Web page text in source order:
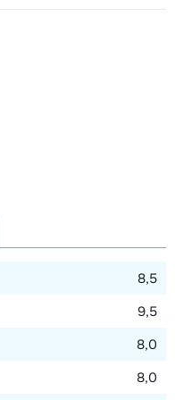
8,5
9,5
8,0
8,0